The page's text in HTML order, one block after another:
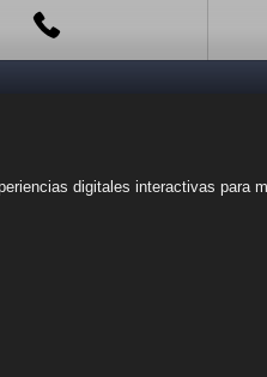
digitales interactivas para